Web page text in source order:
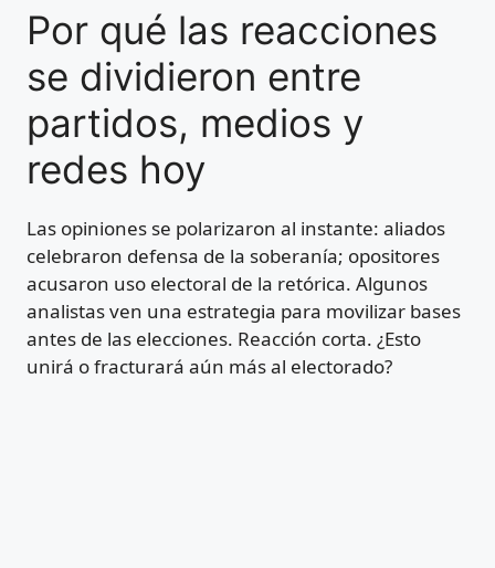
Por qué las reacciones
se dividieron entre
partidos, medios y
redes hoy
Las opiniones se polarizaron al instante: aliados
celebraron defensa de la soberanía; opositores
acusaron uso electoral de la retórica. Algunos
analistas ven una estrategia para movilizar bases
antes de las elecciones. Reacción corta. ¿Esto
unirá o fracturará aún más al electorado?